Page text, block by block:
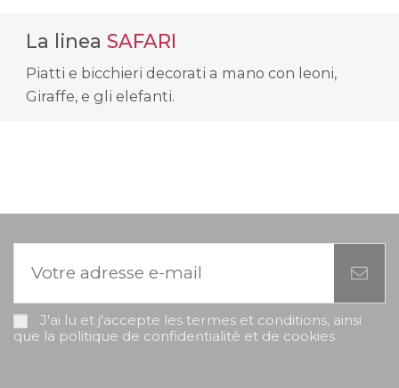
La linea SAFARI
Piatti e bicchieri decorati a mano con leoni,
Giraffe, e gli elefanti.
J'ai lu et j'accepte les termes et conditions, ainsi
que la politique de confidentialité et de cookies